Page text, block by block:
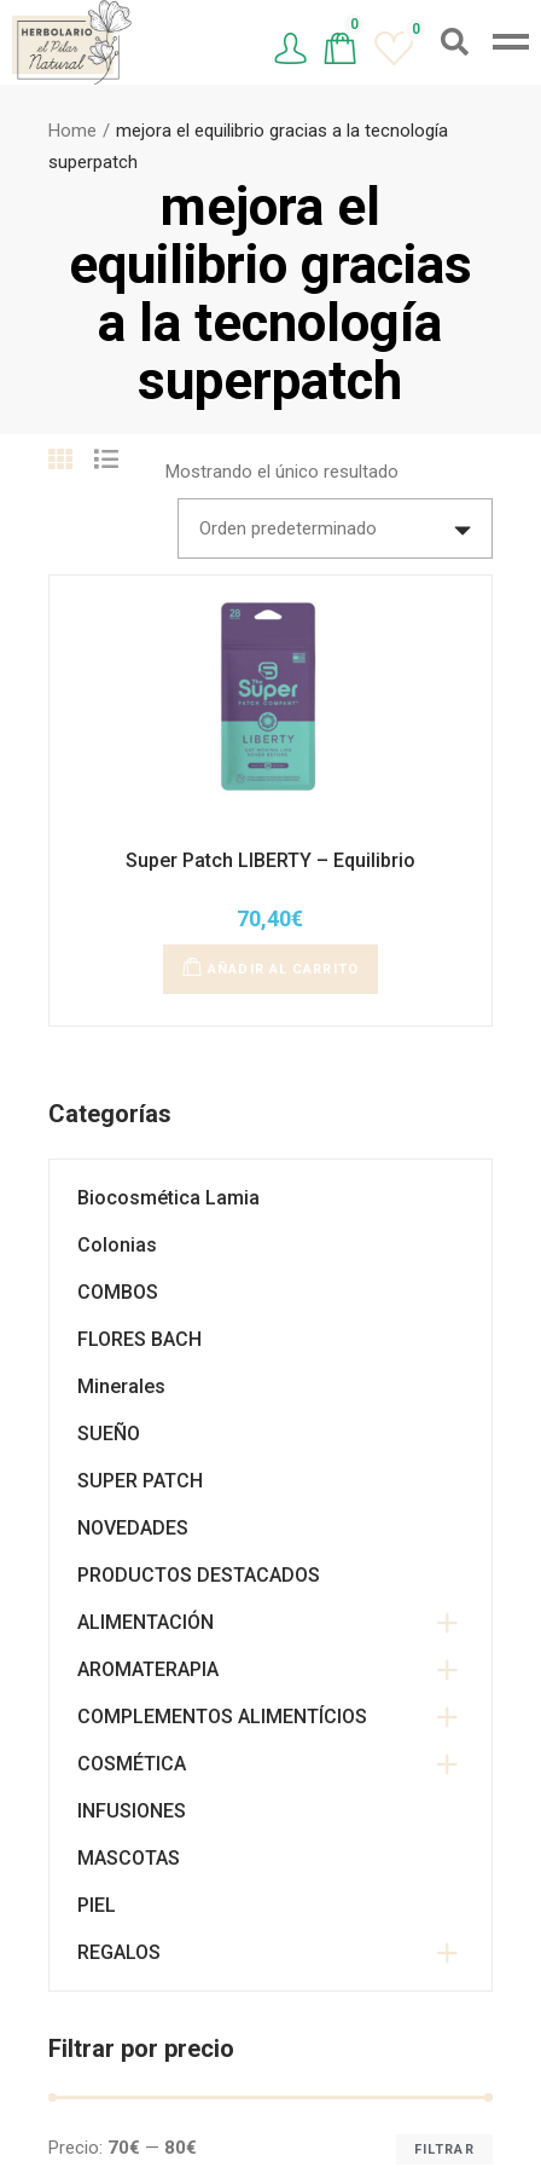
0 0
mejora el
equilibrio gracias
a la tecnología
superpatch
Home
mejora el equilibrio gracias a la tecnología
superpatch
Mostrando el único resultado
Orden predeterminado
Super Patch LIBERTY – Equilibrio
70,40€
AÑADIR AL CARRITO
Categorías
Biocosmética Lamia
Colonias
COMBOS
FLORES BACH
Minerales
SUEÑO
SUPER PATCH
NOVEDADES
PRODUCTOS DESTACADOS
ALIMENTACIÓN
AROMATERAPIA
COMPLEMENTOS ALIMENTÍCIOS
COSMÉTICA
INFUSIONES
MASCOTAS
PIEL
REGALOS
Filtrar por precio
FILTRAR
Precio: 70€ — 80€